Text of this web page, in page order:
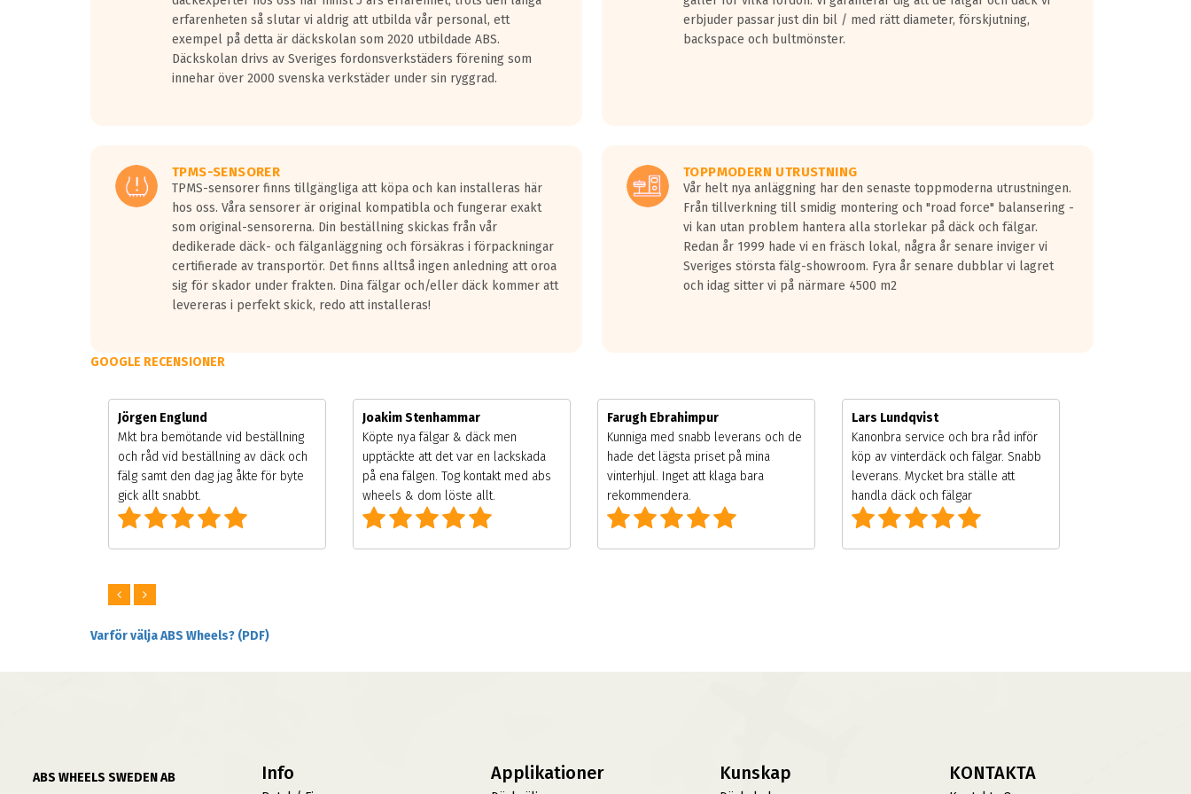
erfarenheten så slutar vi aldrig att utbilda vår personal, ett
exempel på detta är däckskolan som 2020 utbildade ABS.
Däckskolan drivs av Sveriges fordonsverkstäders förening som
innehar över 2000 svenska verkstäder under sin ryggrad.
erbjuder passar just din bil / med rätt diameter, förskjutning,
backspace och bultmönster.
TPMS-SENSORER
TPMS-sensorer finns tillgängliga att köpa och kan installeras här
hos oss. Våra sensorer är original kompatibla och fungerar exakt
som original-sensorerna. Din beställning skickas från vår
dedikerade däck- och fälganläggning och försäkras i förpackningar
certifierade av transportör. Det finns alltså ingen anledning att oroa
sig för skador under frakten. Dina fälgar och/eller däck kommer att
levereras i perfekt skick, redo att installeras!
TOPPMODERN UTRUSTNING
Vår helt nya anläggning har den senaste toppmoderna utrustningen.
Från tillverkning till smidig montering och "road force" balansering -
vi kan utan problem hantera alla storlekar på däck och fälgar.
Redan år 1999 hade vi en fräsch lokal, några år senare inviger vi
Sveriges största fälg-showroom. Fyra år senare dubblar vi lagret
och idag sitter vi på närmare 4500 m2
GOOGLE RECENSIONER
Jörgen Englund
Mkt bra bemötande vid beställning
och råd vid beställning av däck och
fälg samt den dag jag åkte för byte
gick allt snabbt.
Joakim Stenhammar
Köpte nya fälgar & däck men
upptäckte att det var en lackskada
på ena fälgen. Tog kontakt med abs
wheels & dom löste allt.
Farugh Ebrahimpur
Kunniga med snabb leverans och de
hade det lägsta priset på mina
vinterhjul. Inget att klaga bara
rekommendera.
Lars Lundqvist
Kanonbra service och bra råd inför
köp av vinterdäck och fälgar. Snabb
leverans. Mycket bra ställe att
handla däck och fälgar
Varför välja ABS Wheels? (PDF)
ABS WHEELS SWEDEN AB Info Applikationer Kunskap KONTAKTA